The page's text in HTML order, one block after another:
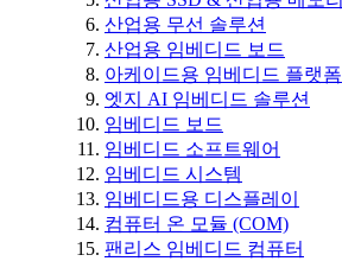
산업용 무선 솔루션
산업용 임베디드 보드
아케이드용 임베디드 플랫폼
엣지 AI 임베디드 솔루션
임베디드 보드
임베디드 소프트웨어
임베디드 시스템
임베디드용 디스플레이
컴퓨터 온 모듈 (COM)
팬리스 임베디드 컴퓨터